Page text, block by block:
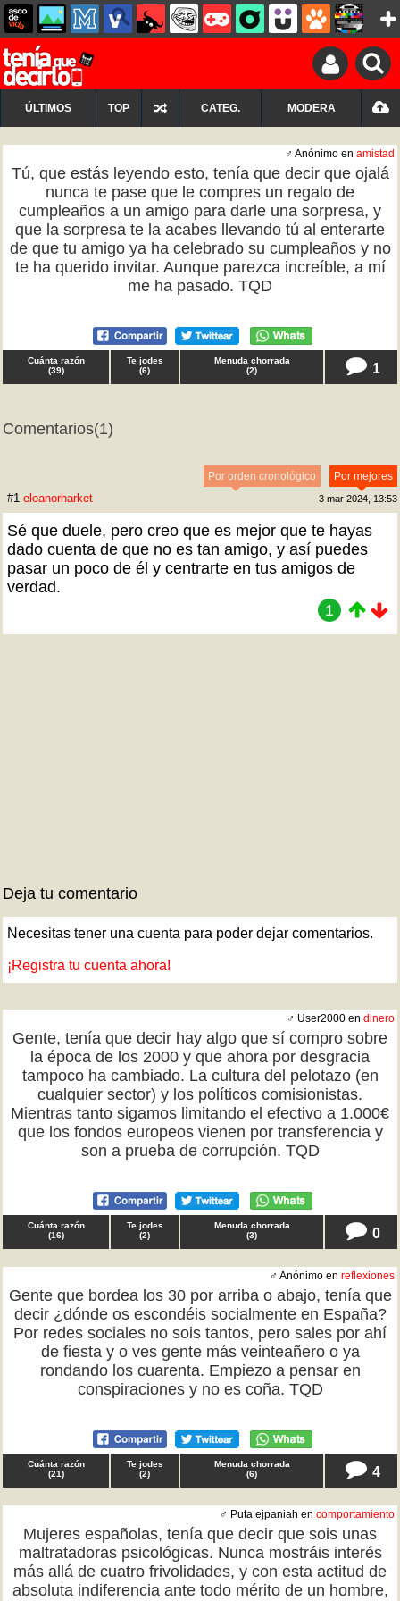
ÚLTIMOS TOP CATEG. MODERA
♂ Anónimo en amistad
Tú, que estás leyendo esto, tenía que decir que ojalá
nunca te pase que le compres un regalo de
cumpleaños a un amigo para darle una sorpresa, y
que la sorpresa te la acabes llevando tú al enterarte
de que tu amigo ya ha celebrado su cumpleaños y no
te ha querido invitar. Aunque parezca increíble, a mí
me ha pasado. TQD
Cuánta razón
(39)
Te jodes
(6)
Menuda chorrada
(2) 1
Comentarios(1)
Por mejores
Por orden cronológico
#1 eleanorharket 3 mar 2024, 13:53
Sé que duele, pero creo que es mejor que te hayas
dado cuenta de que no es tan amigo, y así puedes
pasar un poco de él y centrarte en tus amigos de
verdad.
1
Deja tu comentario
Necesitas tener una cuenta para poder dejar comentarios.
¡Registra tu cuenta ahora!
♂ User2000 en dinero
Gente, tenía que decir hay algo que sí compro sobre
la época de los 2000 y que ahora por desgracia
tampoco ha cambiado. La cultura del pelotazo (en
cualquier sector) y los políticos comisionistas.
Mientras tanto sigamos limitando el efectivo a 1.000€
que los fondos europeos vienen por transferencia y
son a prueba de corrupción. TQD
Cuánta razón
(16)
Te jodes
(2)
Menuda chorrada
(3) 0
♂ Anónimo en reflexiones
Gente que bordea los 30 por arriba o abajo, tenía que
decir ¿dónde os escondéis socialmente en España?
Por redes sociales no sois tantos, pero sales por ahí
de fiesta y o ves gente más veinteañero o ya
rondando los cuarenta. Empiezo a pensar en
conspiraciones y no es coña. TQD
Cuánta razón
(21)
Te jodes
(2)
Menuda chorrada
(6) 4
♂ Puta ejpaniah en comportamiento
Mujeres españolas, tenía que decir que sois unas
maltratadoras psicológicas. Nunca mostráis interés
más allá de cuatro frivolidades, y con esta actitud de
absoluta indiferencia ante todo mérito de un hombre,